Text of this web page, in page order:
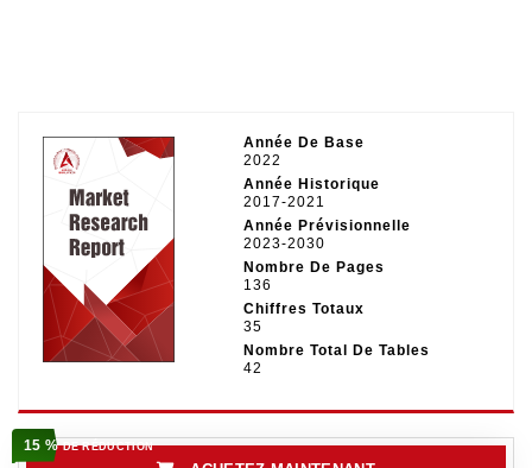
Année De Base
2022
Année Historique
2017-2021
Année Prévisionnelle
2023-2030
Nombre De Pages
136
Chiffres Totaux
35
Nombre Total De Tables
42
15 %DE RÉDUCTION